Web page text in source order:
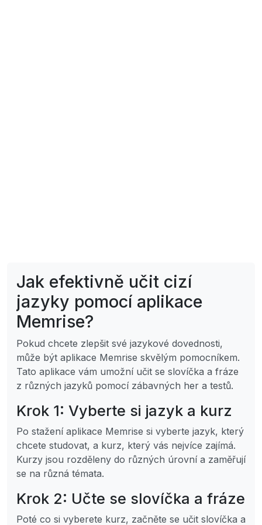
Jak efektivně učit cizí
jazyky pomocí aplikace
Memrise?
Pokud chcete zlepšit své jazykové dovednosti,
může být aplikace Memrise skvělým pomocníkem.
Tato aplikace vám umožní učit se slovíčka a fráze
z různých jazyků pomocí zábavných her a testů.
Krok 1: Vyberte si jazyk a kurz
Po stažení aplikace Memrise si vyberte jazyk, který
chcete studovat, a kurz, který vás nejvíce zajímá.
Kurzy jsou rozděleny do různých úrovní a zaměřují
se na různá témata.
Krok 2: Učte se slovíčka a fráze
Poté co si vyberete kurz, začněte se učit slovíčka a